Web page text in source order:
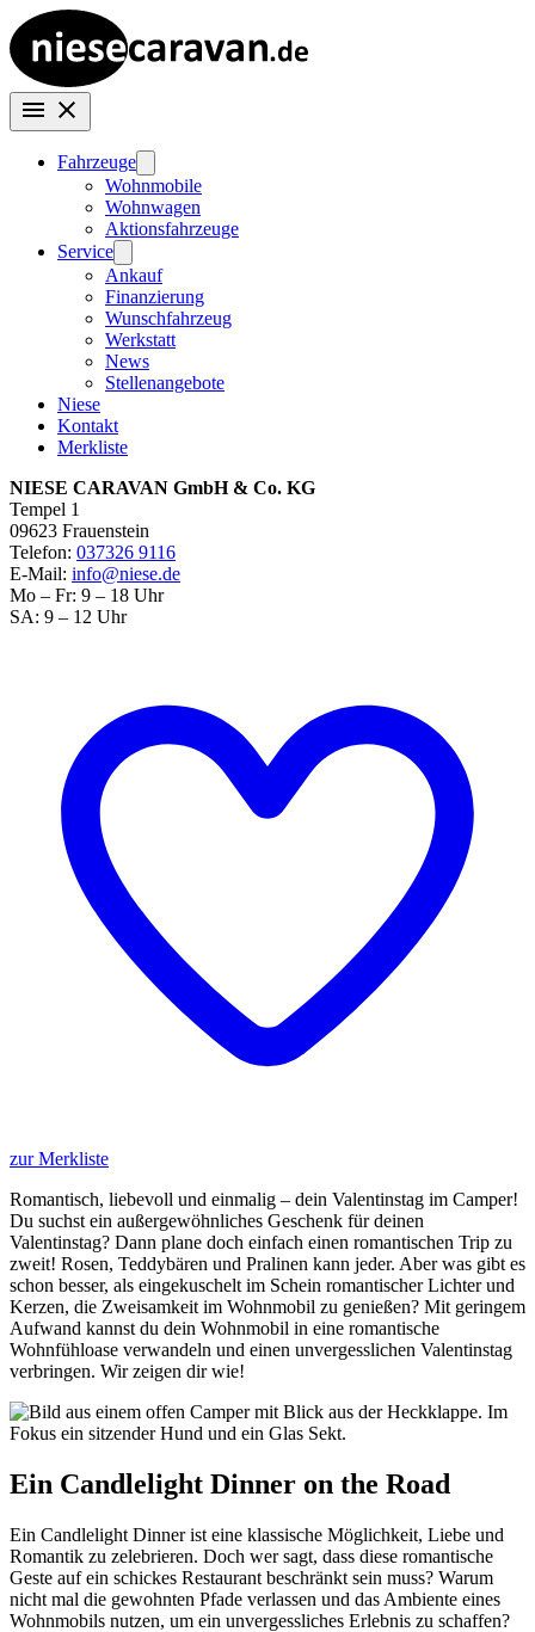
Fahrzeuge
Wohnmobile
Wohnwagen
Aktionsfahrzeuge
Service
Ankauf
Finanzierung
Wunschfahrzeug
Werkstatt
News
Stellenangebote
Niese
Kontakt
Merkliste
NIESE CARAVAN GmbH & Co. KG
Tempel 1
09623 Frauenstein
Telefon: 037326 9116
E-Mail: info@niese.de
Mo – Fr: 9 – 18 Uhr
SA: 9 – 12 Uhr
zur Merkliste
Romantisch, liebevoll und einmalig – dein Valentinstag im Camper!
Du suchst ein außergewöhnliches Geschenk für deinen
Valentinstag? Dann plane doch einfach einen romantischen Trip zu
zweit! Rosen, Teddybären und Pralinen kann jeder. Aber was gibt es
schon besser, als eingekuschelt im Schein romantischer Lichter und
Kerzen, die Zweisamkeit im Wohnmobil zu genießen? Mit geringem
Aufwand kannst du dein Wohnmobil in eine romantische
Wohnfühloase verwandeln und einen unvergesslichen Valentinstag
verbringen. Wir zeigen dir wie!
Ein Candlelight Dinner on the Road
Ein Candlelight Dinner ist eine klassische Möglichkeit, Liebe und
Romantik zu zelebrieren. Doch wer sagt, dass diese romantische
Geste auf ein schickes Restaurant beschränkt sein muss? Warum
nicht mal die gewohnten Pfade verlassen und das Ambiente eines
Wohnmobils nutzen, um ein unvergessliches Erlebnis zu schaffen?